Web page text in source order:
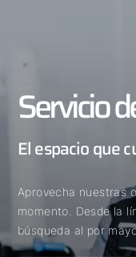
Servicio
El espacio que
Aprovecha nuestras
momento. Desde la
búsqueda al por